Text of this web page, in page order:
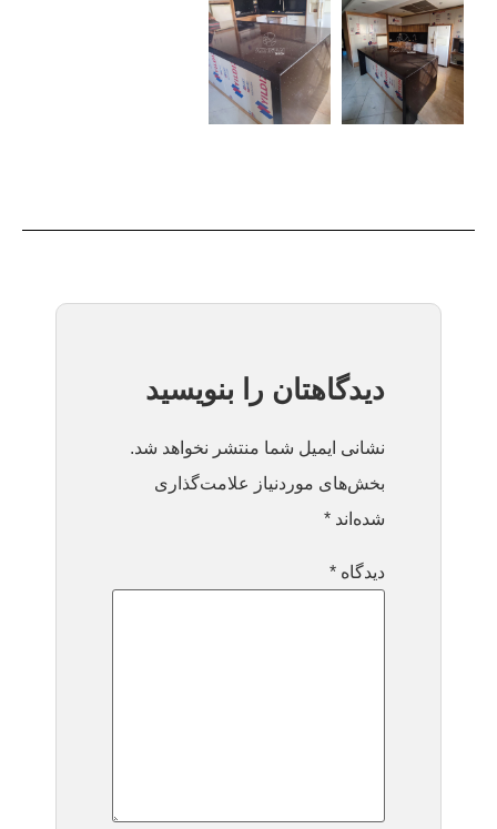
دیدگاهتان را بنویسید
نشانی ایمیل شما منتشر نخواهد شد.
بخش‌های موردنیاز علامت‌گذاری
شده‌اند *
دیدگاه *